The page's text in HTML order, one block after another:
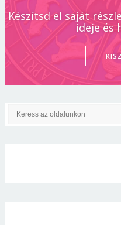
Készítsd el saját
ideje és